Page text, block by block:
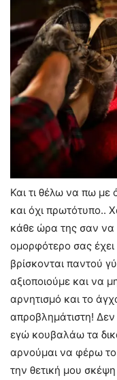
Και τι θέλω να πω με
και όχι πρωτότυπο..
κάθε ώρα της σαν να
ομορφότερο σας
βρίσκονται παντού
αξιοποιούμε και να
αρνητισμό και το
απροβλημάτιστη!
εγώ κουβαλάω τα
αρνούμαι να φέρω
την θετική μου